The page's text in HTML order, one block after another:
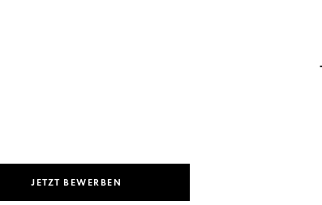
JETZT BEWERBEN